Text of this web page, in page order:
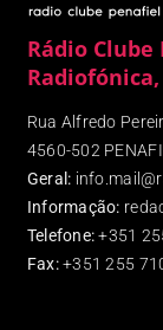
Rádio
Radiofónica,
Rua Alfredo
4560-502
Geral:
Informação:
Telefone: +351
Fax:+351 255